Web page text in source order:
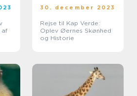
af
30. december 2023
Rejse til Kap Verde:
Oplev Øernes Skønhed
og Historie